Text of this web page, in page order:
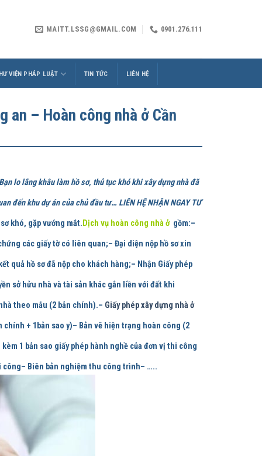
MAITT.LSSG@GMAIL.COM 0901.276.111
VIỆN PHÁP LUẬT TIN TỨC LIÊN HỆ
an – Hoàn công nhà ở Cần
lo lắng khâu làm hồ sơ, thủ tục khó khi xây dựng nhà đã
đến khu dự án của chủ đầu tư… LIÊN HỆ NHẬN NGAY TƯ
khó, gặp vướng mắt. Dịch vụ hoàn công nhà ở gồm:–
các giấy tờ có liên quan;– Đại diện nộp hồ sơ xin
quả hồ sơ đã nộp cho khách hàng;– Nhận Giấy phép
sở hửu nhà và tài sản khác gắn liền với đất khi
theo mẫu (2 bản chính).– Giấy phép xây dựng nhà ở
+ 1bản sao y)– Bản vẽ hiện trạng hoàn công (2
1 bản sao giấy phép hành nghề của đơn vị thi công
công– Biên bản nghiệm thu công trình– …..